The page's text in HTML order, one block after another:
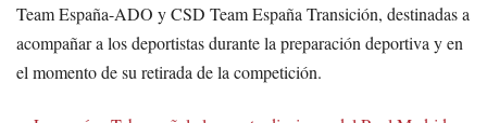
Team España-ADO y CSD Team España Transición, destinadas a
acompañar a los deportistas durante la preparación deportiva y en
el momento de su retirada de la competición.